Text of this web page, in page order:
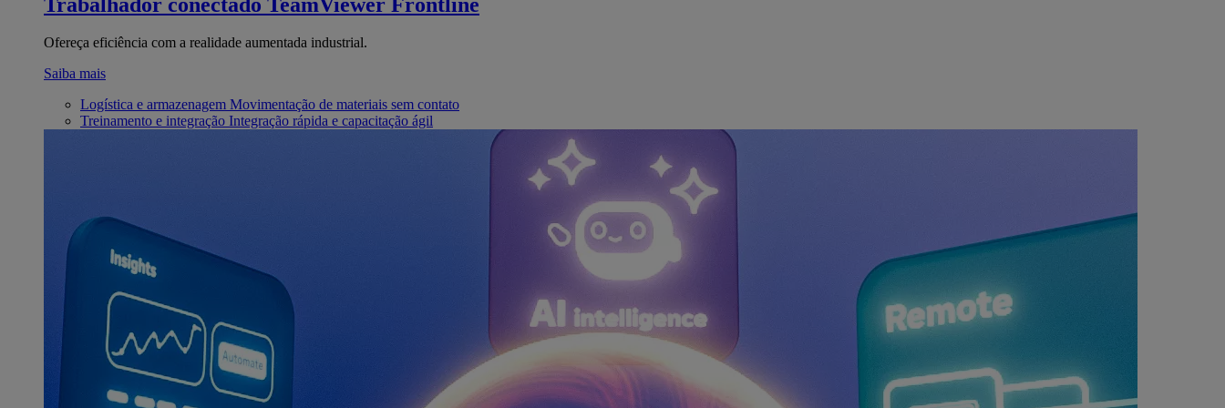
Ofereça eficiência com a realidade aumentada industrial.
Saiba mais
Logística e armazenagem Movimentação de materiais sem contato
Treinamento e integração Integração rápida e capacitação ágil